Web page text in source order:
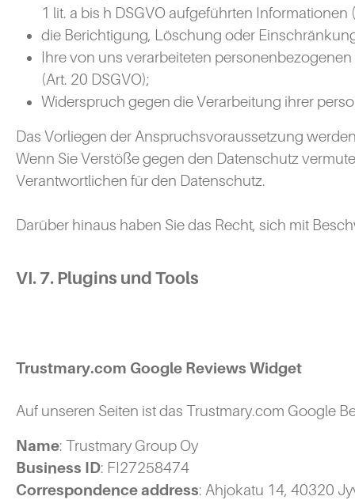
1 lit. a bis h DSGVO aufgeführten Informationen
die Berichtigung, Löschung oder
Ihre von uns verarbeiteten
(Art. 20 DSGVO);
Widerspruch gegen die Verarbeitung ihrer
Das Vorliegen der Anspruchsvoraussetzung
Wenn Sie Verstöße gegen den Datenschutz
Verantwortlichen für den Datenschutz.
Darüber hinaus haben Sie das Recht, sich mit
VI. 7. Plugins und Tools
Trustmary.com Google Reviews Widget
Auf unseren Seiten ist das Trustmary.com Google
Name: Trustmary Group Oy
Business ID: FI27258474
Correspondence address: Ahjokatu 14, 40320